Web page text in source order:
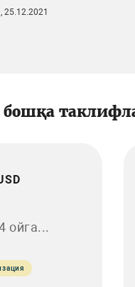
25.12.2021
ойга...